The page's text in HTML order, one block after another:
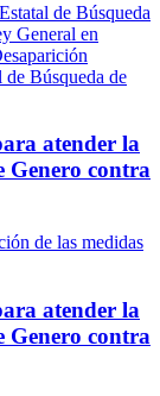
de Búsqueda
General en
Búsqueda de
atender la
Genero contra
de las medidas
atender la
Genero contra